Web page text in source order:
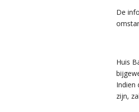
De
Huis
Indien
zijn,